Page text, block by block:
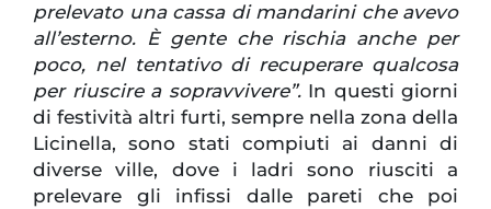
prelevato una cassa di mandarini che avevo
all’esterno. È gente che rischia anche per
poco, nel tentativo di recuperare qualcosa
per riuscire a sopravvivere”.In questi giorni
di festività altri furti, sempre nella zona della
Licinella, sono stati compiuti ai danni di
diverse ville, dove i ladri sono riusciti a
prelevare gli infissi dalle pareti che poi